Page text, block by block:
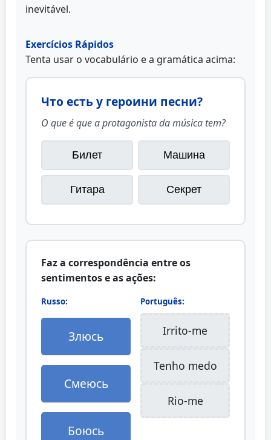
inevitável.
Exercícios Rápidos
Tenta usar o vocabulário e a gramática acima:
Что есть у героини песни?
O que é que a protagonista da música tem?
Билет Машина
Гитара Секрет
Faz a correspondência entre os
sentimentos e as ações:
Russo:
Злюсь
Смеюсь
Боюсь
Português:
Irrito-me
Tenho medo
Rio-me